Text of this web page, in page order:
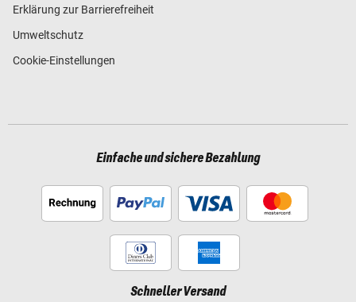
Erklärung zur Barrierefreiheit
Umweltschutz
Cookie-Einstellungen
Einfache und sichere Bezahlung
Schneller Versand